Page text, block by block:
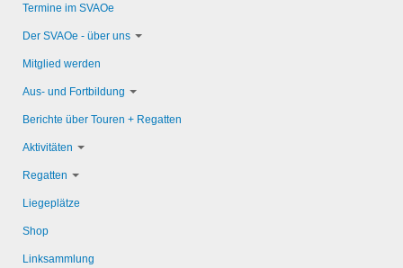
Termine im SVAOe
Der SVAOe - über uns
Mitglied werden
Aus- und Fortbildung
Berichte über Touren + Regatten
Aktivitäten
Regatten
Liegeplätze
Shop
Linksammlung